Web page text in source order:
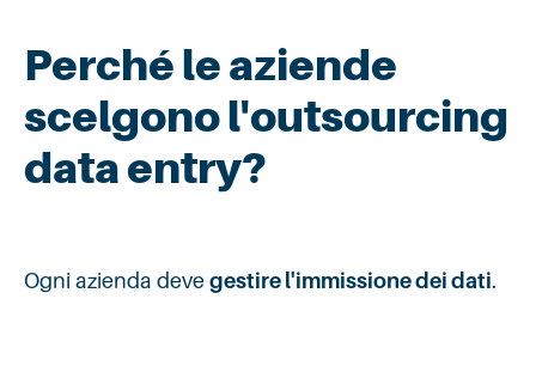
Perché le aziende
scelgono l'outsourcing
data entry?
Ogni azienda deve gestire l'immissione dei dati.